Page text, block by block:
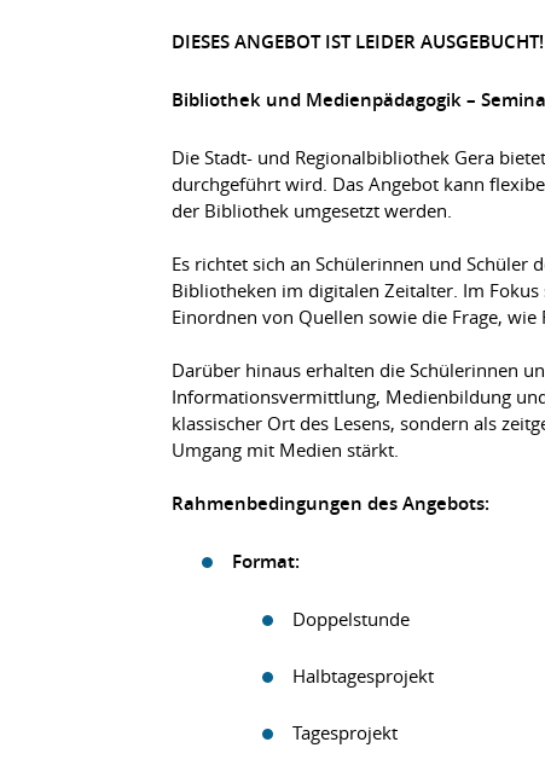
DIESES ANGEBOT IST LEIDER AUSGEBUCHT!
Bibliothek und Medienpädagogik –
Die Stadt- und Regionalbibliothek Gera
durchgeführt wird. Das Angebot kann
der Bibliothek umgesetzt werden.
Es richtet sich an Schülerinnen und
Bibliotheken im digitalen Zeitalter. Im
Einordnen von Quellen sowie die Frage,
Darüber hinaus erhalten die Schülerinnen
Informationsvermittlung, Medienbildung
klassischer Ort des Lesens, sondern als
Umgang mit Medien stärkt.
Rahmenbedingungen des Angebots:
Format:
Doppelstunde
Halbtagesprojekt
Tagesprojekt